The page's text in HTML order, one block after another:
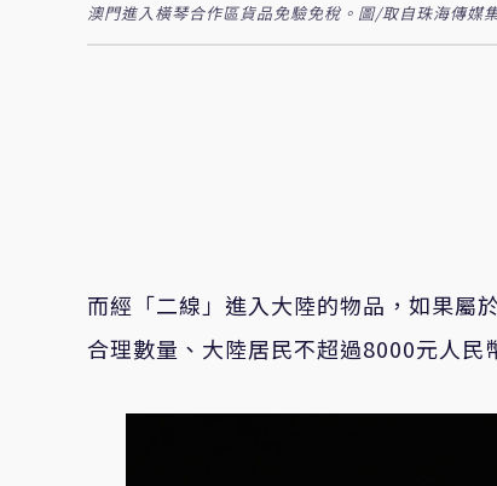
澳門進入橫琴合作區貨品免驗免稅。圖/取自珠海傳媒
而經「二線」進入大陸的物品，如果屬
合理數量、大陸居民不超過8000元人民